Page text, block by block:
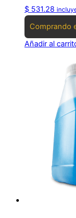
$ 531.28
Comprando
Añadir al